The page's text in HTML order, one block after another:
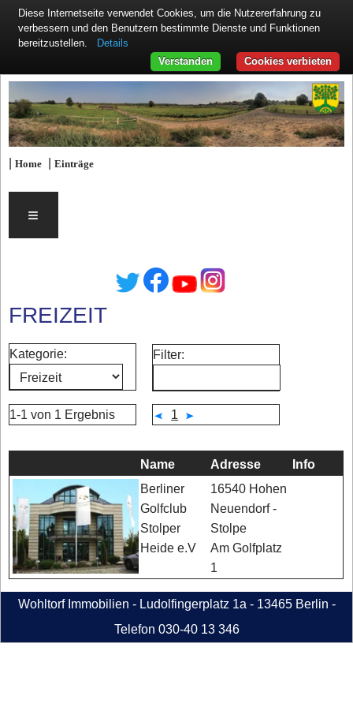
|Home |Einträge
≡
FREIZEIT
Kategorie: Filter:
1-1 von 1 Ergebnis 1
Name Adresse Info
Berliner
Golfclub
Stolper
Heide e.V
16540 Hohen
Neuendorf -
Stolpe
Am Golfplatz
1
Wohltorf Immobilien - Ludolfingerplatz 1a - 13465 Berlin -
Telefon 030-40 13 346
Diese Internetseite verwendet Cookies, um die Nutzererfahrung zu
verbessern und den Benutzern bestimmte Dienste und Funktionen
bereitzustellen.
Details
Cookies verbieten
Verstanden